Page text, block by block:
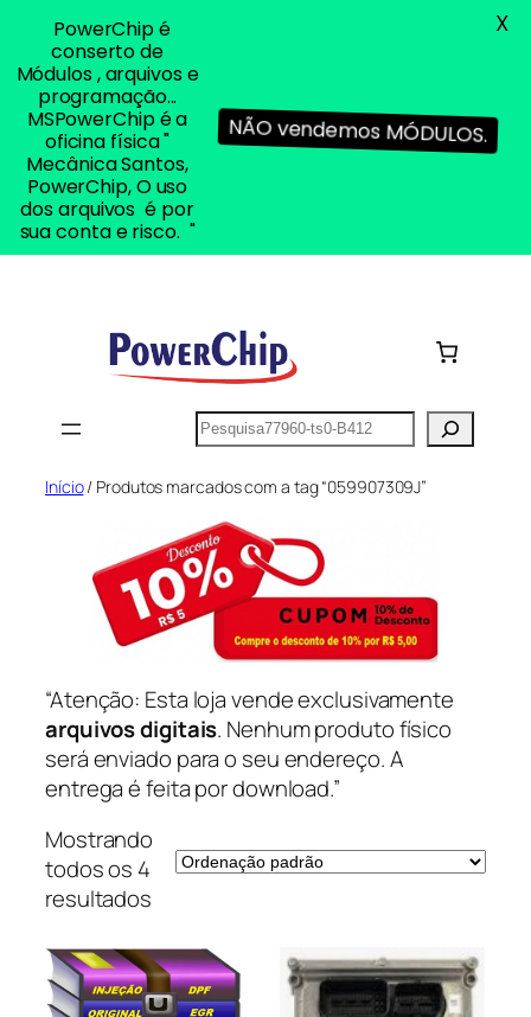
Pesquisar
Início/ Produtos marcados com a tag “059907309J”
“Atenção: Esta loja vende exclusivamente
arquivos digitais. Nenhum produto físico
será enviado para o seu endereço. A
entrega é feita por download.”
Mostrando
todos os 4
resultados
PowerChip é
conserto de
Módulos , arquivos e
programação...
MSPowerChip é a
oficina física "
Mecânica Santos,
PowerChip, O uso
dos arquivos é por
sua conta e risco. "
NÃO vendemos MÓDULOS.
X